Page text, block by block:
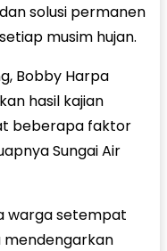
solusi permanen
musim hujan.
Bobby Harpa
hasil kajian
beberapa faktor
Sungai Air
warga setempat
mendengarkan